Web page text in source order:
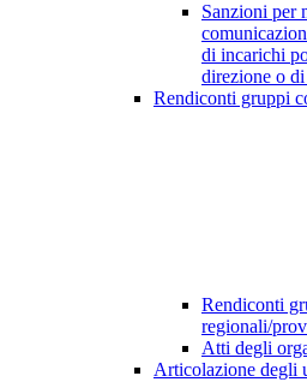
Sanzioni per
di incarichi
direzione o
Rendiconti gruppi
Rendiconti
regionali/
Atti degli
Articolazione degli